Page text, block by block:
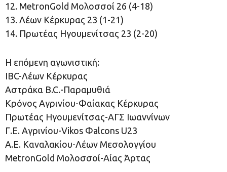
12. MetronGold Μολοσσοί 26 (4-18)
13. Λέων Κέρκυρας 23 (1-21)
14. Πρωτέας Ηγουμενίτσας 23 (2-20)
Η επόμενη αγωνιστική:
IBC-Λέων Κέρκυρας
Αστράκα B.C.-Παραμυθιά
Κρόνος Αγρινίου-Φαίακας Κέρκυρας
Πρωτέας Ηγουμενίτσας-ΑΓΣ Ιωαννίνων
Γ.Ε. Αγρινίου-Vikos Φalcons U23
Α.Ε. Καναλακίου-Λέων Μεσολογγίου
MetronGold Μολοσσοί-Αίας Άρτας